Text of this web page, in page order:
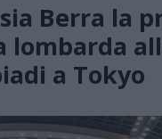
Berra la
lombarda
a Tokyo